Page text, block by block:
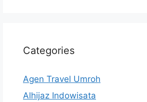
Categories
Agen Travel Umroh
Alhijaz Indowisata